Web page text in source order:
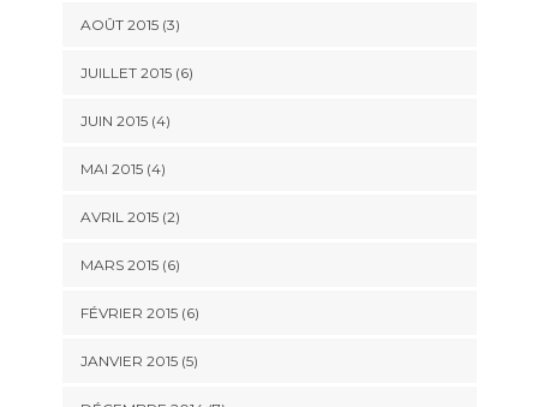
AOÛT 2015(3)
JUILLET 2015(6)
JUIN 2015(4)
MAI 2015(4)
AVRIL 2015(2)
MARS 2015(6)
FÉVRIER 2015(6)
JANVIER 2015(5)